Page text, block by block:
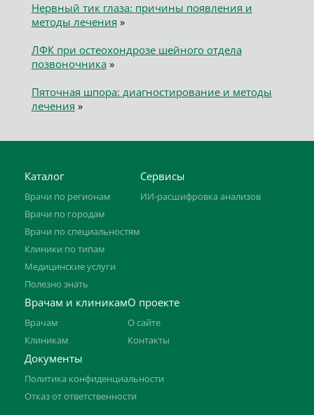
Нервный тик глаза: причины появления и
методы лечения »
ЛФК при остеохондрозе шейного отдела
позвоночника»
Пяточная шпора: диагностирование и методы
лечения »
Каталог
Врачи по регионам
Врачи по городам
Врачи по специальностям
Клиники по типам
Медицинские услуги
Полезно знать
Сервисы
ИИ-расшифровка анализов
Врачам и клиникам
Врачам
Клиникам
О проекте
О сайте
Контакты
Документы
Политика конфиденциальности
Отказ от ответственности